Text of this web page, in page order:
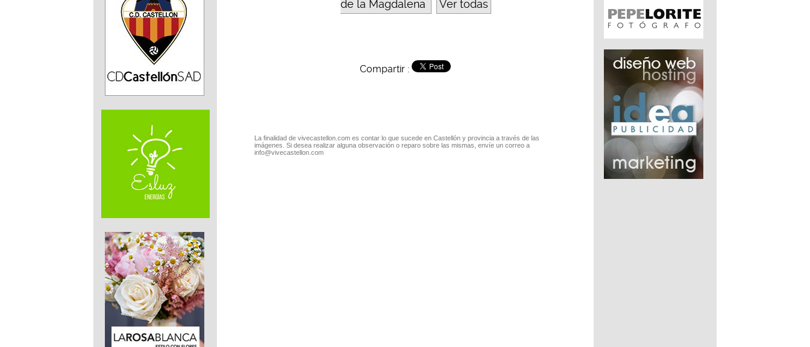
de la Magdalena Ver todas
Compartir :
La finalidad de vivecastellon.com es contar lo que sucede en Castellón y provincia a través de las
imágenes. Si desea realizar alguna observación o reparo sobre las mismas, envíe un correo a
info@vivecastellon.com